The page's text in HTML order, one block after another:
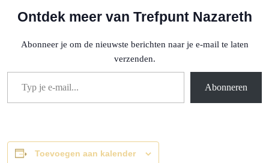
Ontdek meer van Trefpunt Nazareth
Abonneer je om de nieuwste berichten naar je e-mail te laten
verzenden.
Typ je e-mail...
Abonneren
Toevoegen aan kalender